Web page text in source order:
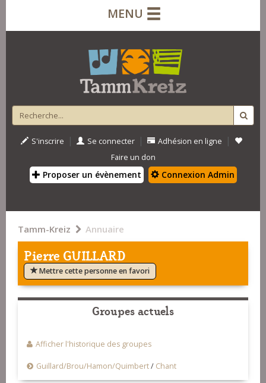
MENU
S'inscrire | Se connecter | Adhésion en ligne |
Faire un don
Proposer un évènement Connexion Admin
Tamm-Kreiz Annuaire
Pierre GUILLARD
Mettre cette personne en favori
Groupes actuels
Afficher l'historique des groupes
Guillard/Brou/Hamon/Quimbert/ Chant